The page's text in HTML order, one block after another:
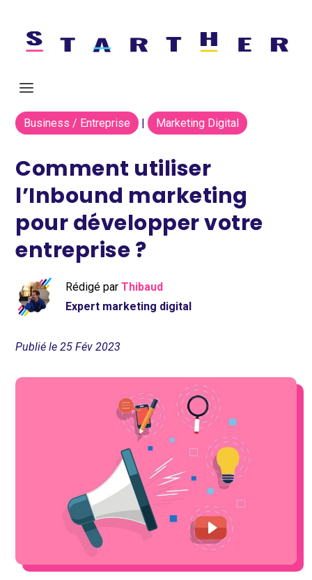
Business / Entreprise | Marketing Digital
Comment utiliser
l’Inbound marketing
pour développer votre
entreprise ?
Rédigé par Thibaud
Expert marketing digital
Publié le 25 Fév 2023